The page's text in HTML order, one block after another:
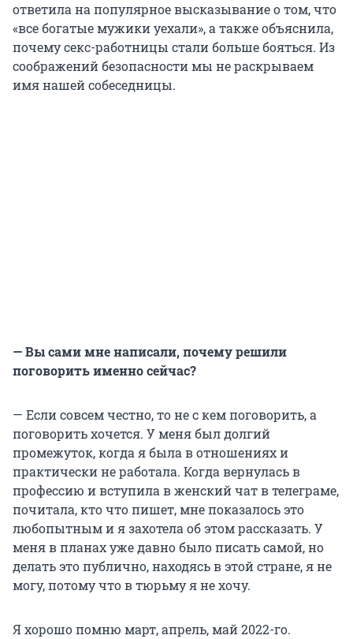
ответила на популярное высказывание о том, что
«все богатые мужики уехали», а также объяснила,
почему секс-работницы стали больше бояться. Из
соображений безопасности мы не раскрываем
имя нашей собеседницы.
— Вы сами мне написали, почему решили
поговорить именно сейчас?
— Если совсем честно, то не с кем поговорить, а
поговорить хочется. У меня был долгий
промежуток, когда я была в отношениях и
практически не работала. Когда вернулась в
профессию и вступила в женский чат в телеграме,
почитала, кто что пишет, мне показалось это
любопытным и я захотела об этом рассказать. У
меня в планах уже давно было писать самой, но
делать это публично, находясь в этой стране, я не
могу, потому что в тюрьму я не хочу.
Я хорошо помню март, апрель, май 2022-го.